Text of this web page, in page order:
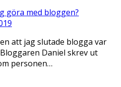
göra med bloggen?
att jag slutade blogga var
Daniel skrev ut
personen…